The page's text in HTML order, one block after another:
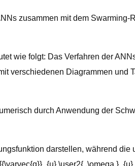
zusammen mit dem
wie folgt: Das Verfahren der
verschiedenen Diagrammen und
durch Anwendung der
darstellen, während